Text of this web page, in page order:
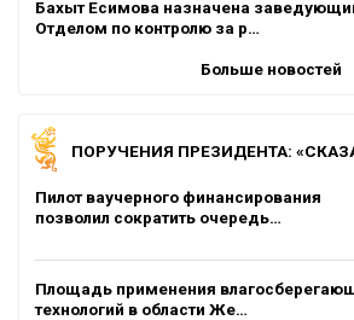
Бахыт Есимова назначена
Отделом по контролю за р…
Больше новостей
ПОРУЧЕНИЯ ПРЕЗИДЕНТА:
Пилот ваучерного финансирования
позволил сократить очередь…
Площадь применения
технологий в области Же…